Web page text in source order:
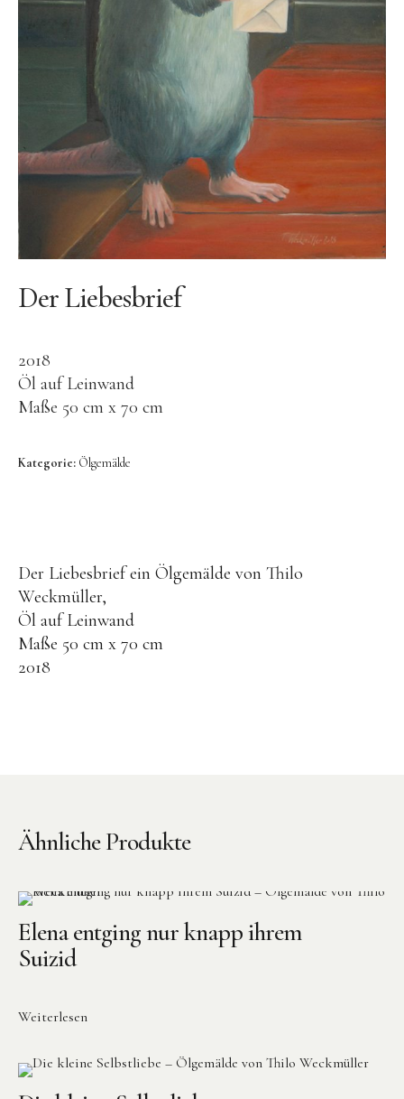
Grafik
Siebdruck
Keramik
Zeichnung
Über mich
Vita
Werdegang
Presse
Video
Platzhalterhier kann Text eingefügt werden.
Der Liebesbrief
2018
Öl auf Leinwand
Maße 50 cm x 70 cm
Kategorie: Ölgemälde
Der Liebesbrief ein Ölgemälde von Thilo
Weckmüller,
Öl auf Leinwand
Maße 50 cm x 70 cm
2018
Ähnliche Produkte
Elena entging nur knapp ihrem
Suizid
Weiterlesen